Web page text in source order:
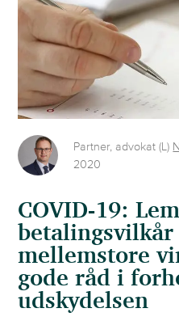
Partner, advokat (L)
2020
COVID-19:
mellemstore
gode råd i
udskydelsen